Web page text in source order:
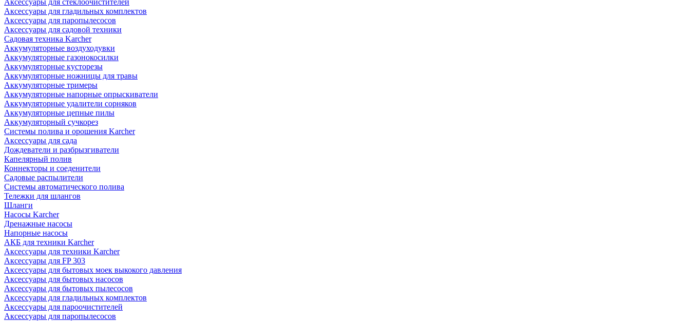
Аксессуары для стеклоочистителей
Аксессуары для гладильных комплектов
Аксессуары для паропылесосов
Аксессуары для садовой техники
Садовая техника Karcher
Аккумуляторные воздуходувки
Аккумуляторные газонокосилки
Аккумуляторные кусторезы
Аккумуляторные ножницы для травы
Аккумуляторные тримеры
Аккумуляторные напорные опрыскиватели
Аккумуляторные удалители сорняков
Аккумуляторные цепные пилы
Аккумуляторный сучкорез
Системы полива и орошения Karcher
Аксессуары для сада
Дождеватели и разбрызгиватели
Капелярный полив
Коннекторы и соеденители
Садовые распылители
Системы автоматического полива
Тележки для шлангов
Шланги
Насосы Karcher
Дренажные насосы
Напорные насосы
АКБ для техники Karcher
Аксессуары для техники Karcher
Аксессуары для FP 303
Аксессуары для бытовых моек выкокого давления
Аксессуары для бытовых насосов
Аксессуары для бытовых пылесосов
Аксессуары для гладильных комплектов
Аксессуары для пароочистителей
Аксессуары для паропылесосов